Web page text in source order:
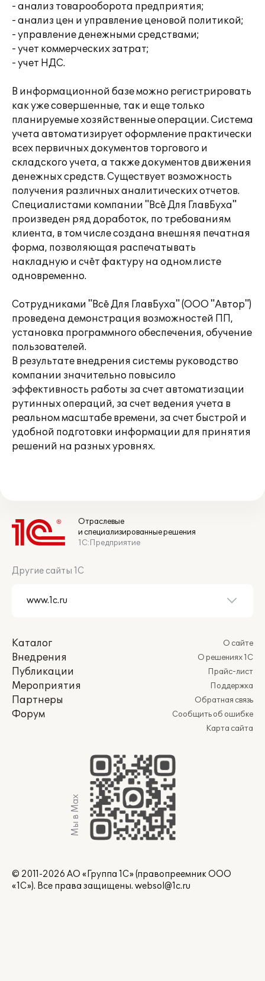
- анализ товарооборота предприятия;
- анализ цен и управление ценовой политикой;
- управление денежными средствами;
- учет коммерческих затрат;
- учет НДС.
В информационной базе можно регистрировать
как уже совершенные, так и еще только
планируемые хозяйственные операции. Система
учета автоматизирует оформление практически
всех первичных документов торгового и
складского учета, а также документов движения
денежных средств. Существует возможность
получения различных аналитических отчетов.
Специалистами компании "Всё Для ГлавБуха"
произведен ряд доработок, по требованиям
клиента, в том числе создана внешняя печатная
форма, позволяющая распечатывать
накладную и счёт фактуру на одном листе
одновременно.
Сотрудниками "Всё Для ГлавБуха" (ООО "Автор")
проведена демонстрация возможностей ПП,
установка программного обеспечения, обучение
пользователей.
В результате внедрения системы руководство
компании значительно повысило
эффективность работы за счет автоматизации
рутинных операций, за счет ведения учета в
реальном масштабе времени, за счет быстрой и
удобной подготовки информации для принятия
решений на разных уровнях.
Отраслевые
и специализированные решения
1С:Предприятие
Другие сайты 1С
Каталог
Внедрения
Публикации
Мероприятия
Партнеры
Форум
О сайте
О решениях 1С
Прайс-лист
Поддержка
Обратная связь
Сообщить об ошибке
Карта сайта
Мы в Max
© 2011-2026 АО «Группа 1С» (правопреемник ООО
«1С»). Все права защищены. websol@1c.ru